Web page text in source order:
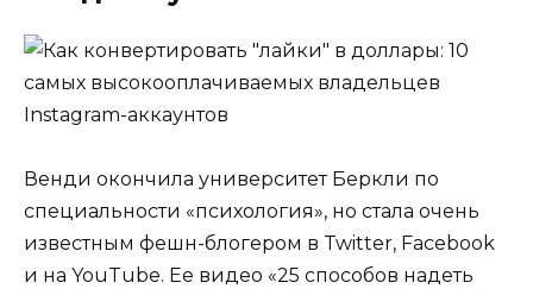
Венди окончила университет Беркли по
специальности «психология», но стала очень
известным фешн-блогером в Twitter, Facebook
и на YouTube. Ее видео «25 способов надеть